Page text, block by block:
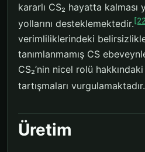
kararlı CS₂ hayatta
yollarını desteklemektedir.
verimliliklerindeki
tanımlanmamış CS
CS₂’nin nicel rolü
tartışmaları vurgulamaktadır.
Üretim